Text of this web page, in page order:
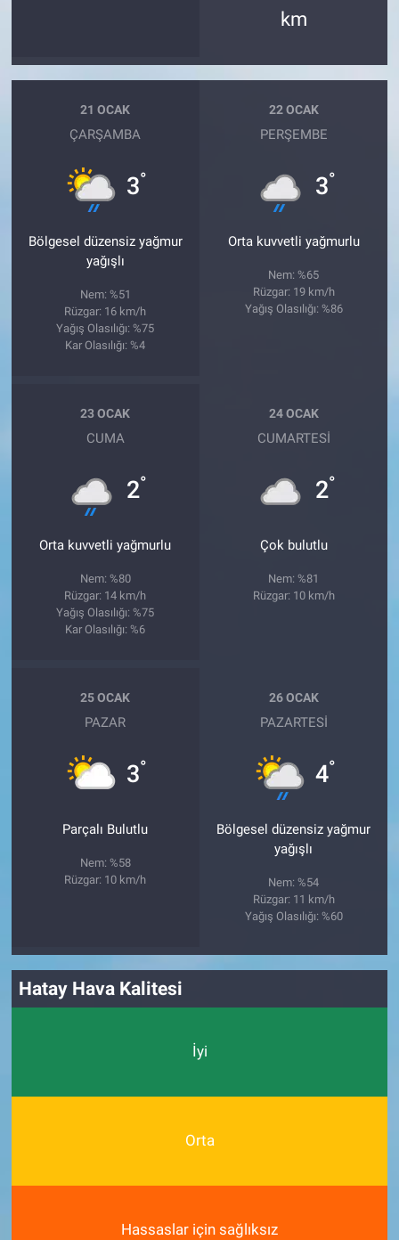
km
21 OCAK
ÇARŞAMBA
3°
Bölgesel düzensiz yağmur
yağışlı
Nem: %51
Rüzgar: 16 km/h
Yağış Olasılığı: %75
Kar Olasılığı: %4
22 OCAK
PERŞEMBE
3°
Orta kuvvetli yağmurlu
Nem: %65
Rüzgar: 19 km/h
Yağış Olasılığı: %86
23 OCAK
CUMA
2°
Orta kuvvetli yağmurlu
Nem: %80
Rüzgar: 14 km/h
Yağış Olasılığı: %75
Kar Olasılığı: %6
24 OCAK
CUMARTESI
2°
Çok bulutlu
Nem: %81
Rüzgar: 10 km/h
25 OCAK
PAZAR
3°
Parçalı Bulutlu
Nem: %58
Rüzgar: 10 km/h
26 OCAK
PAZARTESI
4°
Bölgesel düzensiz yağmur
yağışlı
Nem: %54
Rüzgar: 11 km/h
Yağış Olasılığı: %60
Hatay Hava Kalitesi
İyi
Orta
Hassaslar için sağlıksız